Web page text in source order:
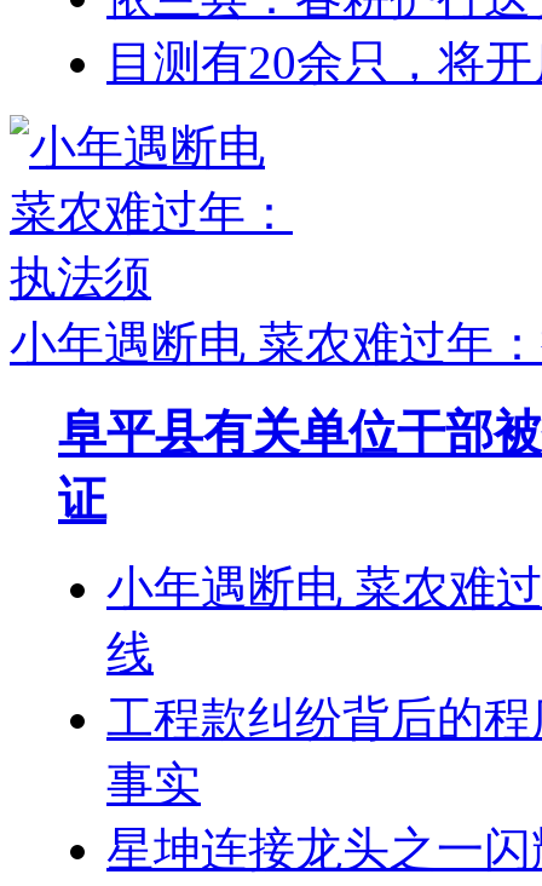
目测有20余只，将
小年遇断电 菜农难过年
阜平县有关单位干部
证
小年遇断电 菜农难
线
工程款纠纷背后的
事实
星坤连接龙头之一